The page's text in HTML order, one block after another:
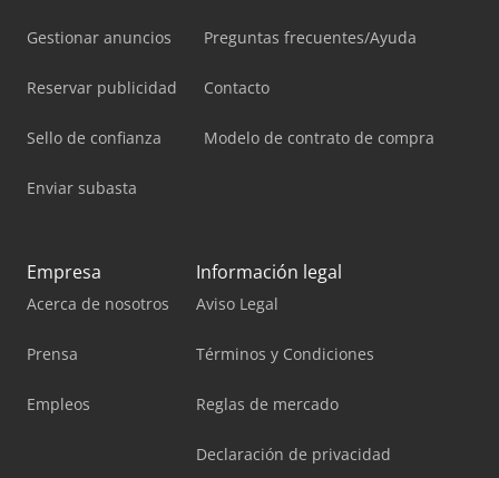
Gestionar anuncios
Reservar publicidad
Sello de confianza
Enviar subasta
Preguntas frecuentes/Ayuda
Contacto
Modelo de contrato de compra
Empresa
Acerca de nosotros
Prensa
Empleos
Información legal
Aviso Legal
Términos y Condiciones
Reglas de mercado
Declaración de privacidad